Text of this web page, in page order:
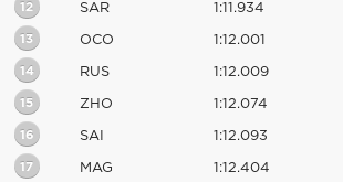
12 SAR 1:11.934
13 OCO 1:12.001
14 RUS 1:12.009
15 ZHO 1:12.074
16 SAI 1:12.093
17 MAG 1:12.404